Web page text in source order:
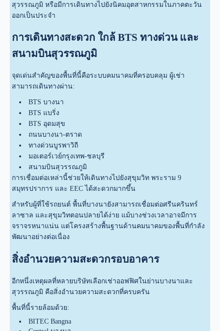
สุวรรณภูมิ หรือมีการเดินทางไปยังนิคมอุตสาหกรรมในภาคตะวัน
ออกเป็นประจำ
การเดินทางสะดวก ใกล้ BTS ทางด่วน และ
สนามบินสุวรรณภูมิ
จุดเด่นสำคัญของพื้นที่นี้คือระบบคมนาคมที่ครอบคลุม ผู้เช่า
สามารถเดินทางผ่าน:
BTS บางนา
BTS แบริ่ง
BTS อุดมสุข
ถนนบางนา-ตราด
ทางด่วนบูรพาวิถี
มอเตอร์เวย์กรุงเทพ-ชลบุรี
สนามบินสุวรรณภูมิ
การเชื่อมต่อเหล่านี้ช่วยให้เดินทางไปยังสุขุมวิท พระราม 9
สมุทรปราการ และ EEC ได้สะดวกมากขึ้น
สำหรับผู้ที่ใช้รถยนต์ พื้นที่บางนายังสามารถเชื่อมต่อศรีนครินทร์
ลาซาล และสุขุมวิทตอนปลายได้ง่าย แม้บางช่วงเวลาอาจมีการ
จราจรหนาแน่น แต่โครงสร้างพื้นฐานด้านคมนาคมของพื้นที่กำลัง
พัฒนาอย่างต่อเนื่อง
สิ่งอำนวยความสะดวกรอบอาคาร
อีกหนึ่งเหตุผลที่หลายบริษัทเลือกเช่าออฟฟิศในย่านบางนาและ
สุวรรณภูมิ คือสิ่งอำนวยความสะดวกที่ครบครัน
พื้นที่นี้รายล้อมด้วย:
BITEC Bangna